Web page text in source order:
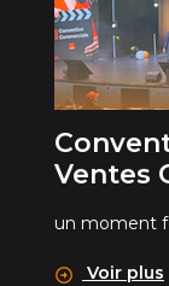
Ventes
un moment
Voir plus